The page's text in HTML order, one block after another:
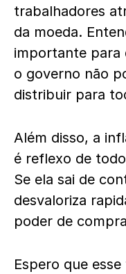
trabalhadores
da moeda.
importante para
o governo não
distribuir para
Além disso, a
é reflexo de
Se ela sai de
desvaloriza
poder de
Espero que